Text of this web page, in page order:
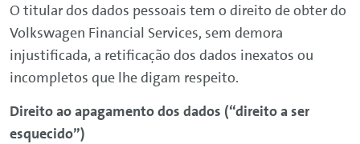
O titular dos dados pessoais tem o direito de obter do
Volkswagen Financial Services, sem demora
injustificada, a retificação dos dados inexatos ou
incompletos que lhe digam respeito.
Direito ao apagamento dos dados (“direito a ser
esquecido”)